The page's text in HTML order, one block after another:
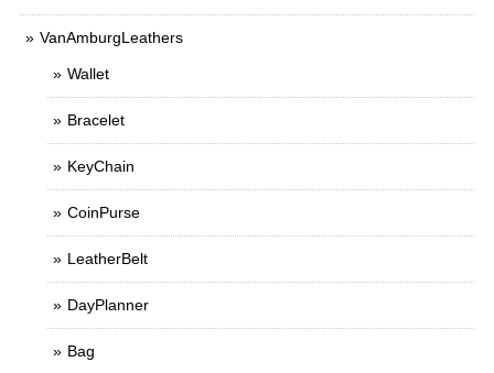
VanAmburgLeathers
Wallet
Bracelet
KeyChain
CoinPurse
LeatherBelt
DayPlanner
Bag